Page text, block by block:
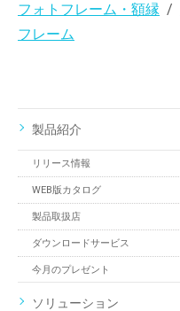
フォトフレーム・額縁
フレーム
製品紹介
リリース情報
WEB版カタログ
製品取扱店
ダウンロードサービス
今月のプレゼント
ソリューション